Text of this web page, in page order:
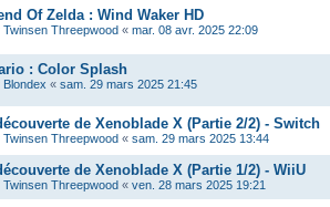
Of Zelda : Wind Waker HD
Twinsen Threepwood « mar. 08 avr. 2025 22:09
: Color Splash
Blondex « sam. 29 mars 2025 21:45
de Xenoblade X (Partie 2/2) - Switch
Twinsen Threepwood « sam. 29 mars 2025 13:44
de Xenoblade X (Partie 1/2) - WiiU
Twinsen Threepwood « ven. 28 mars 2025 19:21